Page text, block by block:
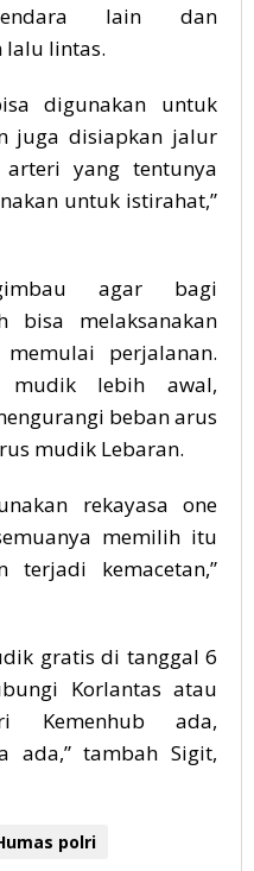
lain dan
lalu lintas.
digunakan untuk
juga disiapkan jalur
yang tentunya
untuk istirahat,”
agar bagi
bisa melaksanakan
perjalanan.
mudik lebih awal,
beban arus
mudik Lebaran.
rekayasa one
memilih itu
kemacetan,”
gratis di tanggal 6
Korlantas atau
Kemenhub ada,
ada,” tambah Sigit,
polri